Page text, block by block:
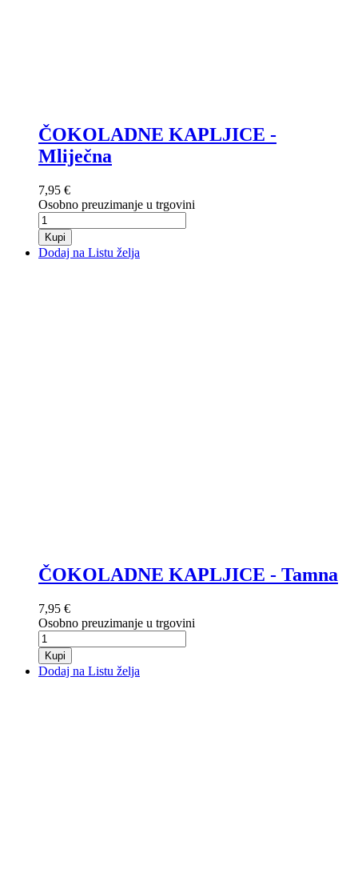
ČOKOLADNE KAPLJICE -
Mliječna
7,95 €
Osobno preuzimanje u trgovini
Kupi
Dodaj na Listu želja
ČOKOLADNE KAPLJICE - Tamna
7,95 €
Osobno preuzimanje u trgovini
Kupi
Dodaj na Listu želja